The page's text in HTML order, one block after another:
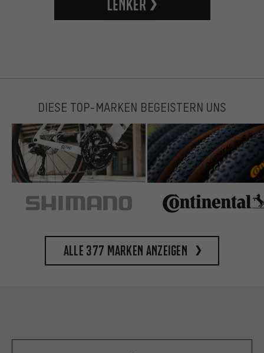
DIESE TOP-MARKEN BEGEISTERN UNS
Alle 377 Marken anzeigen